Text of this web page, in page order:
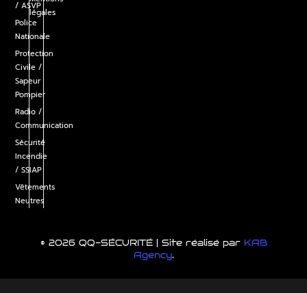
légales
/ ASVP
Police
Nationale
Protection
Civile /
Sapeur
Pompier
Radio /
Communication
Sécurité
Incendie
/ SSIAP
Vêtements
Neutres
© 2026 QQ-SÉCURITÉ | Site réalisé par KAB
Agency.